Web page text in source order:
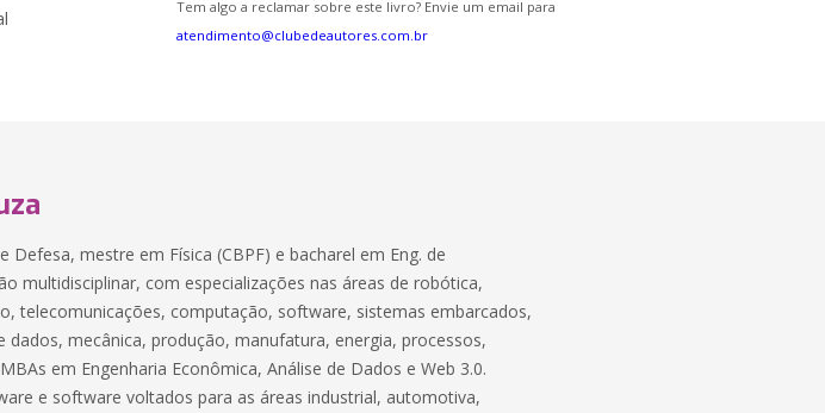
Tem algo a reclamar sobre este livro? Envie um email para
atendimento@clubedeautores.com.br
Defesa, mestre em Física (CBPF) e bacharel em Eng. de
multidisciplinar, com especializações nas áreas de robótica,
telecomunicações, computação, software, sistemas embarcados,
dados, mecânica, produção, manufatura, energia, processos,
em Engenharia Econômica, Análise de Dados e Web 3.0.
e software voltados para as áreas industrial, automotiva,